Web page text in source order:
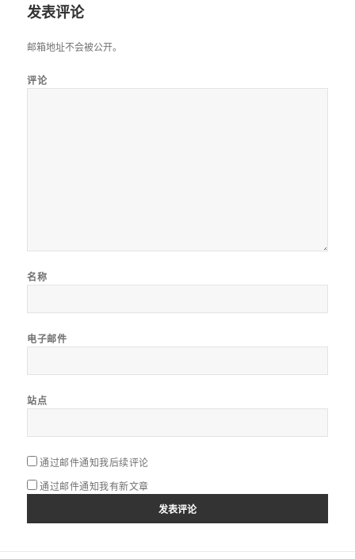
发表评论
邮箱地址不会被公开。
评论
名称
电子邮件
站点
通过邮件通知我后续评论
通过邮件通知我有新文章